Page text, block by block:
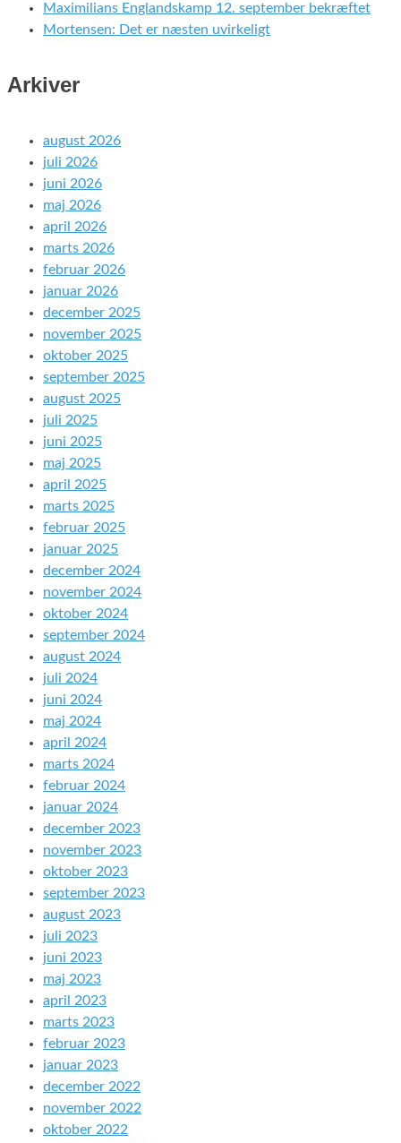
Maximilians Englandskamp 12. september bekræftet
Mortensen: Det er næsten uvirkeligt
Arkiver
august 2026
juli 2026
juni 2026
maj 2026
april 2026
marts 2026
februar 2026
januar 2026
december 2025
november 2025
oktober 2025
september 2025
august 2025
juli 2025
juni 2025
maj 2025
april 2025
marts 2025
februar 2025
januar 2025
december 2024
november 2024
oktober 2024
september 2024
august 2024
juli 2024
juni 2024
maj 2024
april 2024
marts 2024
februar 2024
januar 2024
december 2023
november 2023
oktober 2023
september 2023
august 2023
juli 2023
juni 2023
maj 2023
april 2023
marts 2023
februar 2023
januar 2023
december 2022
november 2022
oktober 2022